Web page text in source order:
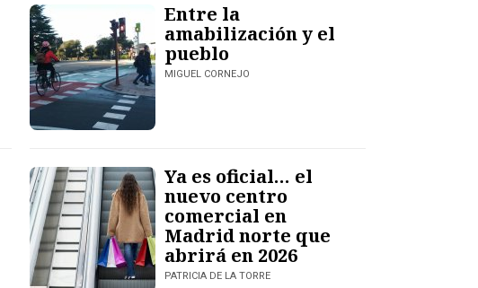
Entre la
amabilización y el
pueblo
MIGUEL CORNEJO
Ya es oficial… el
nuevo centro
comercial en
Madrid norte que
abrirá en 2026
PATRICIA DE LA TORRE